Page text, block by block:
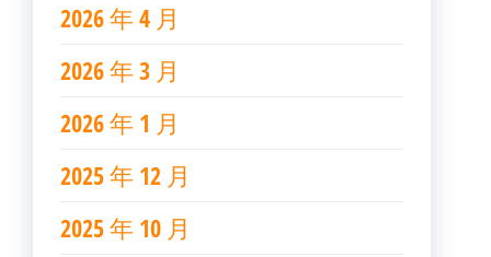
2026 年 4 月
2026 年 3 月
2026 年 1 月
2025 年 12 月
2025 年 10 月